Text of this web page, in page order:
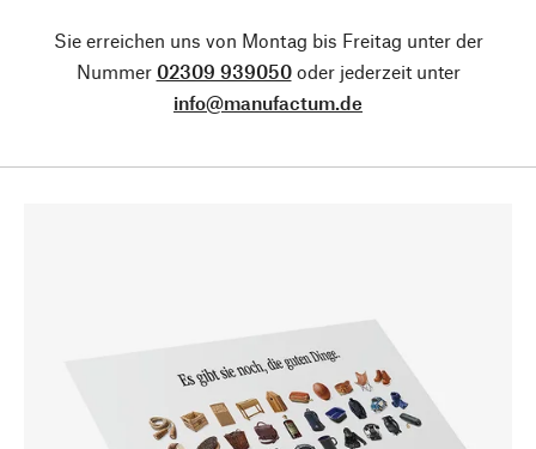
Sie erreichen uns von Montag bis Freitag unter der
Nummer 02309 939050oder jederzeit unter
info@manufactum.de